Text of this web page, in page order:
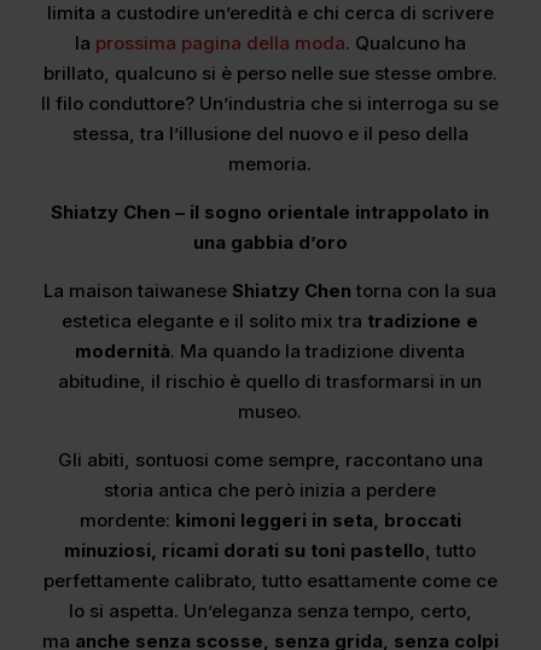
limita a custodire un’eredità e chi cerca di scrivere
la prossima pagina della moda. Qualcuno ha
brillato, qualcuno si è perso nelle sue stesse ombre.
Il filo conduttore? Un’industria che si interroga su se
stessa, tra l’illusione del nuovo e il peso della
memoria.
Shiatzy Chen – il sogno orientale intrappolato in
una gabbia d’oro
La maison taiwanese Shiatzy Chen torna con la sua
estetica elegante e il solito mix tra tradizione e
modernità. Ma quando la tradizione diventa
abitudine, il rischio è quello di trasformarsi in un
museo.
Gli abiti, sontuosi come sempre, raccontano una
storia antica che però inizia a perdere
mordente: kimoni leggeri in seta, broccati
minuziosi, ricami dorati su toni pastello, tutto
perfettamente calibrato, tutto esattamente come ce
lo si aspetta. Un’eleganza senza tempo, certo,
ma anche senza scosse, senza grida, senza colpi